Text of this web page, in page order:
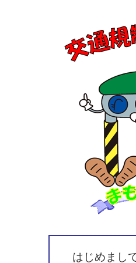
はじめまし